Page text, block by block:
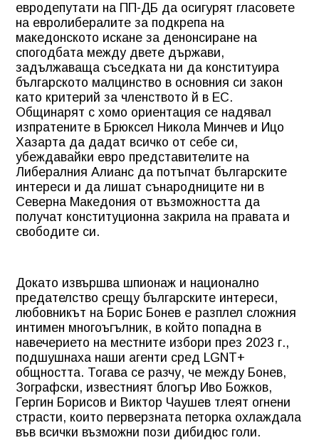
евродепутати на ПП-ДБ да осигурят гласовете
на евролибералите за подкрепа на
македонското искане за денонсиране на
спогодбата между двете държави,
задължаваща съседката ни да конституира
българското малцинство в основния си закон
като критерий за членството й в ЕС.
Общинарят с хомо ориентация се надявал
изпратените в Брюксел Никола Минчев и Ицо
Хазарта да дадат всичко от себе си,
убеждавайки евро представителите на
Либералния Алианс да потъпчат българските
интереси и да лишат сънародниците ни в
Северна Македония от възможността да
получат конституционна закрила на правата и
свободите си.
Докато извършва шпионаж и национално
предателство срещу българските интереси,
любовникът на Борис Бонев е разплел сложния
интимен многоъгълник, в който попадна в
навечерието на местните избори през 2023 г.,
подшушнаха наши агенти сред LGNT+
общността. Тогава се разчу, че между Бонев,
Зографски, известният блогър Иво Божков,
Гергин Борисов и Виктор Чаушев тлеят огнени
страсти, които перверзната петорка охлаждала
във всички възможни пози дибидюс голи.